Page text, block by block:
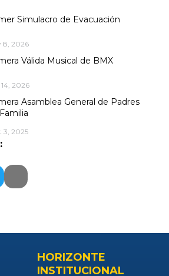
Simulacro de Evacuación
8, 2026
Válida Musical de BMX
2026
Asamblea General de Padres
3, 2025
HORIZONTE
INSTITUCIONAL